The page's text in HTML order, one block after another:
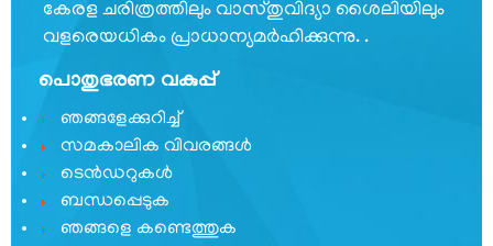
കമ്മീഷണറുടെ
ഓഫീസ്,
വിവരാവകാശ
കമ്മീഷന്‍
സമുന്നതി
വിവരാവകാശ
കേരള ചരിത്രത്തിലും വാസ്തുവിദ്യാ ശൈലിയിലും
വളരെയധികം പ്രാധാന്യമര്‍ഹിക്കുന്നു. .
പൊതുഭരണ വകുപ്പ്
ഞങ്ങളേക്കുറിച്ച്
സമകാലിക വിവരങ്ങൾ
ടെൻഡറുകൾ
ബന്ധപ്പെടുക
ഞങ്ങളെ കണ്ടെത്തുക